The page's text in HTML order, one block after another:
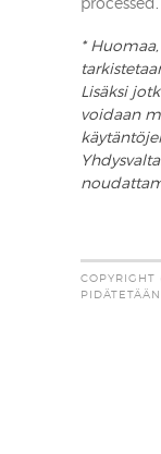
processed .
*
Lisäksi
voidaan